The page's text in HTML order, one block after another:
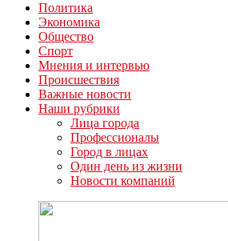
Политика
Экономика
Общество
Спорт
Мнения и интервью
Происшествия
Важные новости
Наши рубрики
Лица города
Профессионалы
Город в лицах
Один день из жизни
Новости компаний